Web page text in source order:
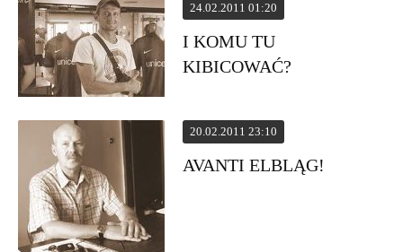
24.02.2011 01:20
I KOMU TU
KIBICOWAĆ?
20.02.2011 23:10
AVANTI ELBLĄG!